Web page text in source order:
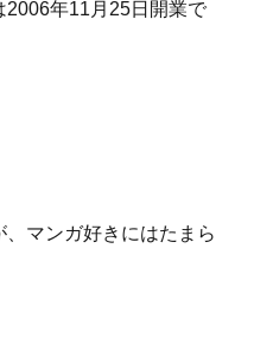
2006年11月25日開業で
マンガ好きにはたまら